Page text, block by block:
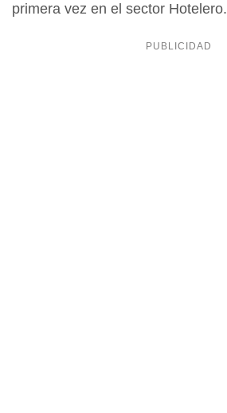
primera vez en el sector Hotelero.